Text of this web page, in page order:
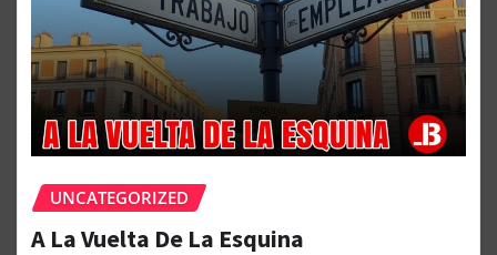
UNCATEGORIZED
A La Vuelta De La Esquina